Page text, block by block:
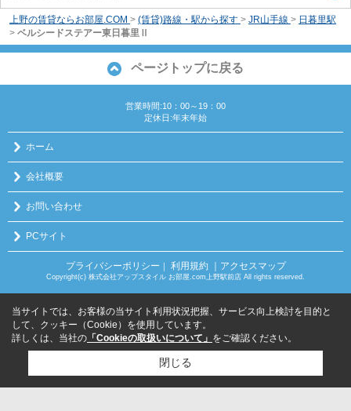
上野の賃貸ならお部屋.COM > (賃貸)路線・駅から探す > JR山手線 > 日暮里駅
> ベルシードステアー東日暮里Ⅱ
ページトップに戻る
営業時間:10：00～19：00
定休日:年末年始
ホーム
会社概要
お問い合わせ
PCサイト
プライバシーポリシー 利用規約 ｜アクセスマップ
Copyright(c) 株式会社アップスタイル お部屋.com上野駅前店 All rights reserved.
当サイトでは、お客様の当サイト利用状況把握、サービス向上検討を目的と
して、クッキー（Cookie）を使用しています。
詳しくは、当社の 「Cookieの取扱いについて」 をご確認ください。
閉じる